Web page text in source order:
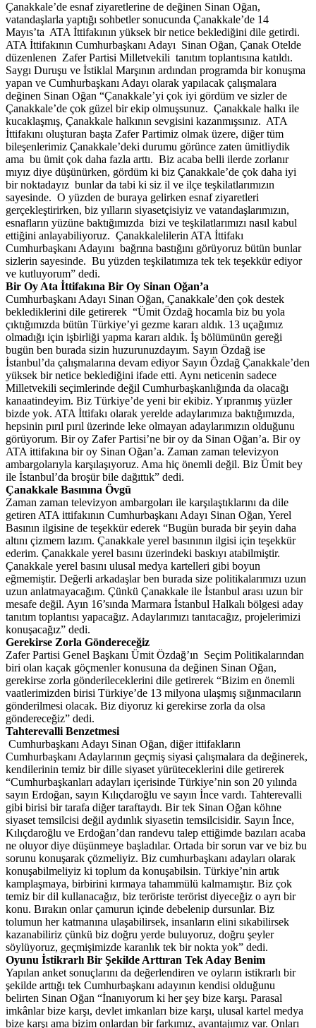
Çanakkale’de esnaf ziyaretlerine de değinen Sinan Oğan,
vatandaşlarla yaptığı sohbetler sonucunda Çanakkale’de 14
Mayıs’ta ATA İttifakının yüksek bir netice beklediğini dile getirdi.
ATA İttifakının Cumhurbaşkanı Adayı Sinan Oğan, Çanak Otelde
düzenlenen Zafer Partisi Milletvekili tanıtım toplantısına katıldı.
Saygı Duruşu ve İstiklal Marşının ardından programda bir konuşma
yapan ve Cumhurbaşkanı Adayı olarak yapılacak çalışmalara
değinen Sinan Oğan “Çanakkale’yi çok iyi gördüm ve sizler de
Çanakkale’de çok güzel bir ekip olmuşsunuz. Çanakkale halkı ile
kucaklaşmış, Çanakkale halkının sevgisini kazanmışsınız. ATA
İttifakını oluşturan başta Zafer Partimiz olmak üzere, diğer tüm
bileşenlerimiz Çanakkale’deki durumu görünce zaten ümitliydik
ama bu ümit çok daha fazla arttı. Biz acaba belli ilerde zorlanır
mıyız diye düşünürken, gördüm ki biz Çanakkale’de çok daha iyi
bir noktadayız bunlar da tabi ki siz il ve ilçe teşkilatlarımızın
sayesinde. O yüzden de buraya gelirken esnaf ziyaretleri
gerçekleştirirken, biz yılların siyasetçisiyiz ve vatandaşlarımızın,
esnafların yüzüne baktığımızda bizi ve teşkilatlarımızı nasıl kabul
ettiğini anlayabiliyoruz. Çanakkalelilerin ATA İttifakı
Cumhurbaşkanı Adayını bağrına bastığını görüyoruz bütün bunlar
sizlerin sayesinde. Bu yüzden teşkilatımıza tek tek teşekkür ediyor
ve kutluyorum” dedi.
Bir Oy Ata İttifakına Bir Oy Sinan Oğan’a
Cumhurbaşkanı Adayı Sinan Oğan, Çanakkale’den çok destek
beklediklerini dile getirerek “Ümit Özdağ hocamla biz bu yola
çıktığımızda bütün Türkiye’yi gezme kararı aldık. 13 uçağımız
olmadığı için işbirliği yapma kararı aldık. İş bölümünün gereği
bugün ben burada sizin huzurunuzdayım. Sayın Özdağ ise
İstanbul’da çalışmalarına devam ediyor Sayın Özdağ Çanakkale’den
yüksek bir netice beklediğini ifade etti. Aynı neticenin sadece
Milletvekili seçimlerinde değil Cumhurbaşkanlığında da olacağı
kanaatindeyim. Biz Türkiye’de yeni bir ekibiz. Yıpranmış yüzler
bizde yok. ATA İttifakı olarak yerelde adaylarımıza baktığımızda,
hepsinin pırıl pırıl üzerinde leke olmayan adaylarımızın olduğunu
görüyorum. Bir oy Zafer Partisi’ne bir oy da Sinan Oğan’a. Bir oy
ATA ittifakına bir oy Sinan Oğan’a. Zaman zaman televizyon
ambargolarıyla karşılaşıyoruz. Ama hiç önemli değil. Biz Ümit bey
ile İstanbul’da broşür bile dağıttık” dedi.
Çanakkale Basınına Övgü
Zaman zaman televizyon ambargoları ile karşılaştıklarını da dile
getiren ATA ittifakının Cumhurbaşkanı Adayı Sinan Oğan, Yerel
Basının ilgisine de teşekkür ederek “Bugün burada bir şeyin daha
altını çizmem lazım. Çanakkale yerel basınının ilgisi için teşekkür
ederim. Çanakkale yerel basını üzerindeki baskıyı atabilmiştir.
Çanakkale yerel basını ulusal medya kartelleri gibi boyun
eğmemiştir. Değerli arkadaşlar ben burada size politikalarımızı uzun
uzun anlatmayacağım. Çünkü Çanakkale ile İstanbul arası uzun bir
mesafe değil. Ayın 16’sında Marmara İstanbul Halkalı bölgesi aday
tanıtım toplantısı yapacağız. Adaylarımızı tanıtacağız, projelerimizi
konuşacağız” dedi.
Gerekirse Zorla Göndereceğiz
Zafer Partisi Genel Başkanı Ümit Özdağ’ın Seçim Politikalarından
biri olan kaçak göçmenler konusuna da değinen Sinan Oğan,
gerekirse zorla gönderileceklerini dile getirerek “Bizim en önemli
vaatlerimizden birisi Türkiye’de 13 milyona ulaşmış sığınmacıların
gönderilmesi olacak. Biz diyoruz ki gerekirse zorla da olsa
göndereceğiz” dedi.
Tahterevalli Benzetmesi
Cumhurbaşkanı Adayı Sinan Oğan, diğer ittifakların
Cumhurbaşkanı Adaylarının geçmiş siyasi çalışmalara da değinerek,
kendilerinin temiz bir dille siyaset yürüteceklerini dile getirerek
“Cumhurbaşkanları adayları içerisinde Türkiye’nin son 20 yılında
sayın Erdoğan, sayın Kılıçdaroğlu ve sayın İnce vardı. Tahterevalli
gibi birisi bir tarafa diğer taraftaydı. Bir tek Sinan Oğan köhne
siyaset temsilcisi değil aydınlık siyasetin temsilcisidir. Sayın İnce,
Kılıçdaroğlu ve Erdoğan’dan randevu talep ettiğimde bazıları acaba
ne oluyor diye düşünmeye başladılar. Ortada bir sorun var ve biz bu
sorunu konuşarak çözmeliyiz. Biz cumhurbaşkanı adayları olarak
konuşabilmeliyiz ki toplum da konuşabilsin. Türkiye’nin artık
kamplaşmaya, birbirini kırmaya tahammülü kalmamıştır. Biz çok
temiz bir dil kullanacağız, biz teröriste terörist diyeceğiz o ayrı bir
konu. Bırakın onlar çamurun içinde debelenip dursunlar. Biz
tolumun her katmanına ulaşabilirsek, insanların elini sıkabilirsek
kazanabiliriz çünkü biz doğru yerde buluyoruz, doğru şeyler
söylüyoruz, geçmişimizde karanlık tek bir nokta yok” dedi.
Oyunu İstikrarlı Bir Şekilde Arttıran Tek Aday Benim
Yapılan anket sonuçlarını da değerlendiren ve oyların istikrarlı bir
şekilde arttığı tek Cumhurbaşkanı adayının kendisi olduğunu
belirten Sinan Oğan “İnanıyorum ki her şey bize karşı. Parasal
imkânlar bize karşı, devlet imkanları bize karşı, ulusal kartel medya
bize karşı ama bizim onlardan bir farkımız, avantajımız var. Onları